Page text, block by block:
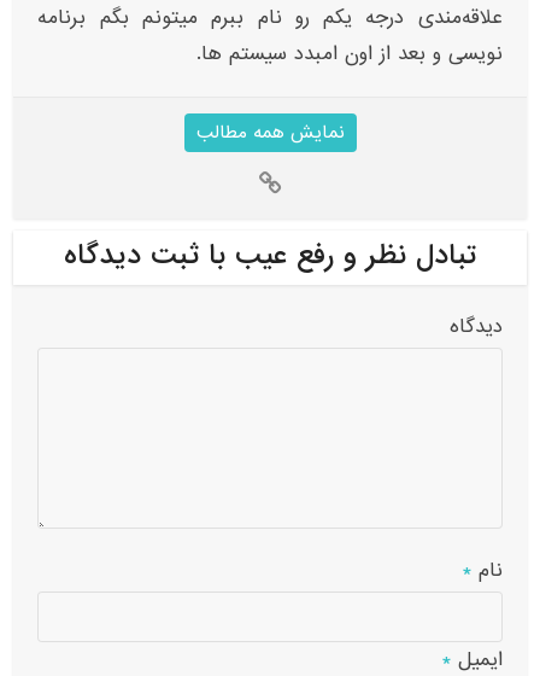
علاقه‌مندی‌ درجه یکم رو نام ببرم میتونم بگم برنامه
نویسی و بعد از اون امبدد سیستم ها.
نمایش همه مطالب
تبادل نظر و رفع عیب با ثبت دیدگاه
دیدگاه
نام*
ایمیل*